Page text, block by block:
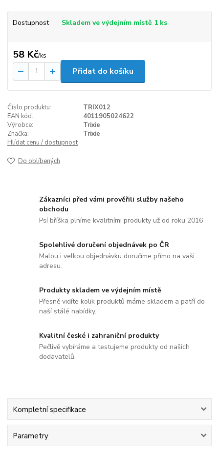
Dostupnost Skladem ve výdejním místě 1 ks
58 Kč/ks
Přidat do košíku
Číslo produktu:
TRIX012
EAN kód:
4011905024622
Výrobce:
Trixie
Značka:
Trixie
Hlídat cenu / dostupnost
Do oblíbených
Zákazníci před vámi prověřili služby našeho
obchodu
Psí bříška plníme kvalitními produkty už od roku 2016
Spolehlivé doručení objednávek po ČR
Malou i velkou objednávku doručíme přímo na vaši
adresu.
Produkty skladem ve výdejním místě
Přesně vidíte kolik produktů máme skladem a patří do
naší stálé nabídky.
Kvalitní české i zahraniční produkty
Pečlivě vybíráme a testujeme produkty od našich
dodavatelů.
Kompletní specifikace
Parametry